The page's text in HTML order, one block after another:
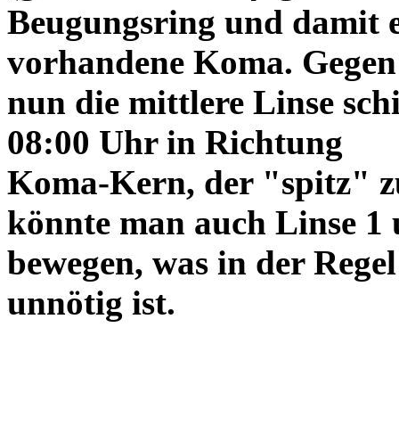
Beugungsring und damit
vorhandene Koma.
nun die mittlere Linse
08:00 Uhr in Richtung
Koma-Kern, der "spitz"
könnte man auch Linse
bewegen, was in der Regel
unnötig ist.